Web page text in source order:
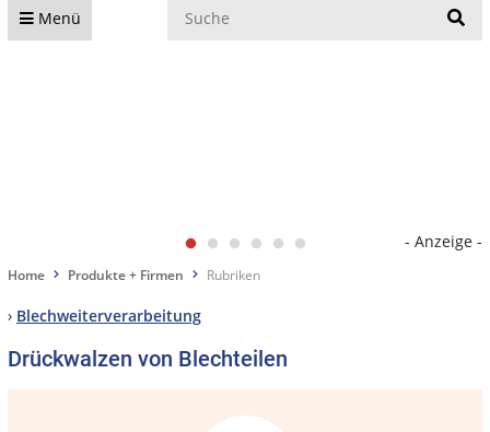
Menü
- Anzeige -
Home Produkte + Firmen Rubriken
› Blechweiterverarbeitung
Drückwalzen von Blechteilen